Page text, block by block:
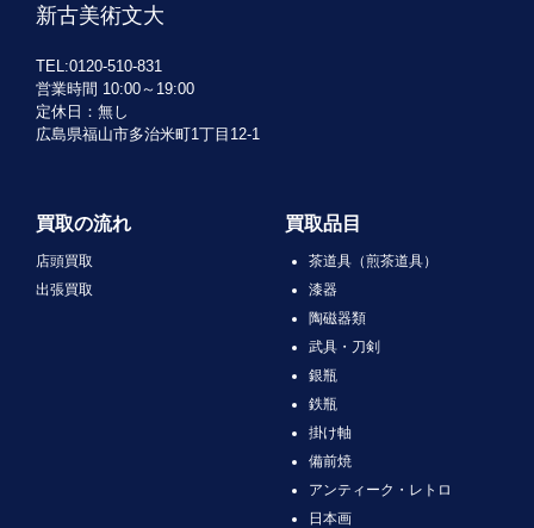
新古美術文大
TEL:0120-510-831
営業時間 10:00～19:00
定休日：無し
広島県福山市多治米町1丁目12-1
買取の流れ
店頭買取
出張買取
買取品目
茶道具（煎茶道具）
漆器
陶磁器類
武具・刀剣
銀瓶
鉄瓶
掛け軸
備前焼
アンティーク・レトロ
日本画